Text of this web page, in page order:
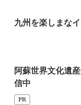
九州を楽しまな
阿蘇世界文化遺
信中
PR